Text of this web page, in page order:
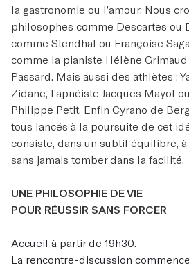
la gastronomie ou l’amour. Nous
philosophes comme Descartes ou
comme Stendhal ou Françoise
comme la pianiste Hélène
Passard. Mais aussi des athlètes :
Zidane, l’apnéiste Jacques Mayol
Philippe Petit. Enfin Cyrano de
tous lancés à la poursuite de cet
consiste, dans un subtil équilibre,
sans jamais tomber dans la facilité.
UNE PHILOSOPHIE DE VIE
POUR RÉUSSIR SANS FORCER
Accueil à partir de 19h30.
La rencontre-discussion